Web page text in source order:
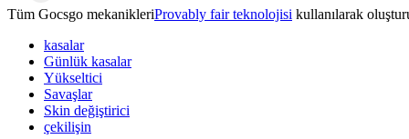
Tüm Gocsgo mekanikleriProvably fair teknolojisi kullanılarak
kasalar
Günlük kasalar
Yükseltici
Savaşlar
Skin değiştirici
çekilişin